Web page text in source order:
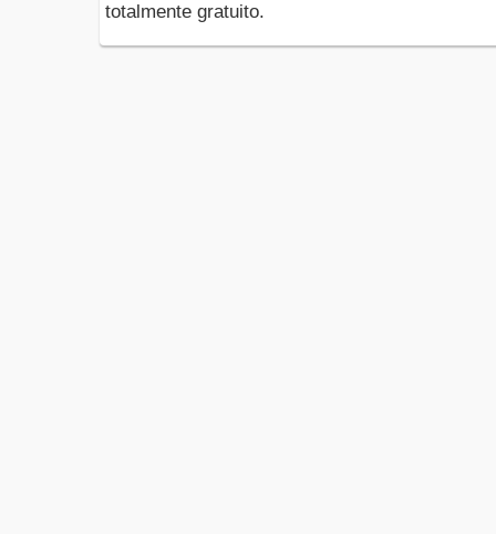
totalmente gratuito.